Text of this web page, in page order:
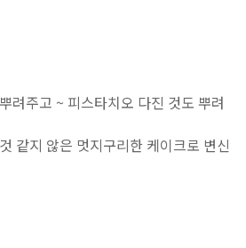
려주고 ~ 피스타치오 다진 것도 뿌려
같지 않은 멋지구리한 케이크로 변신